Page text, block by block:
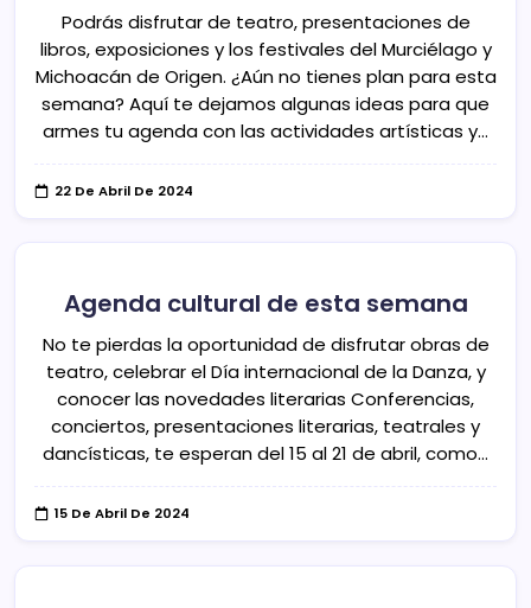
Podrás disfrutar de teatro, presentaciones de
libros, exposiciones y los festivales del Murciélago y
Michoacán de Origen. ¿Aún no tienes plan para esta
semana? Aquí te dejamos algunas ideas para que
armes tu agenda con las actividades artísticas y…
22 De Abril De 2024
Agenda cultural de esta semana
No te pierdas la oportunidad de disfrutar obras de
teatro, celebrar el Día internacional de la Danza, y
conocer las novedades literarias Conferencias,
conciertos, presentaciones literarias, teatrales y
dancísticas, te esperan del 15 al 21 de abril, como…
15 De Abril De 2024